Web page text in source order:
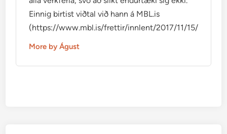
Einnig birtist viðtal við hann á MBL.is
(https://www.mbl.is/frettir/innlent/2017/11/15/
More by Águst